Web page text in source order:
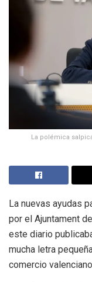
La polémica
La nuevas ayudas
por el Ajuntament
este diario
mucha letra
comercio